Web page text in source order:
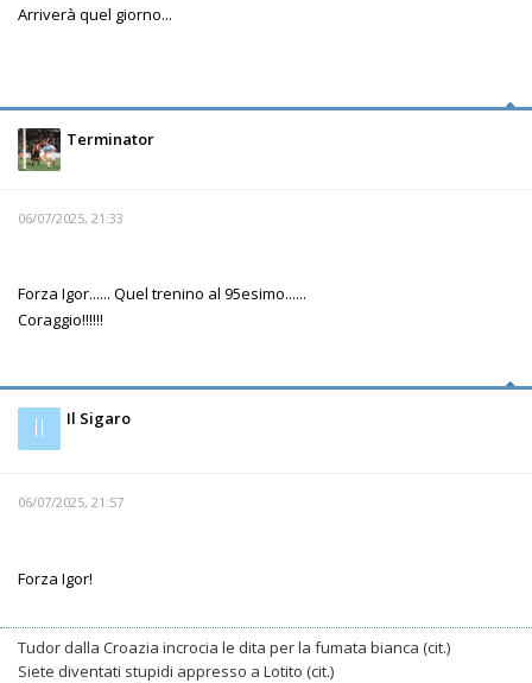
Arriverà quel giorno...
Terminator
06/07/2025, 21:33
Forza Igor...... Quel trenino al 95esimo......
Coraggio!!!!!!
Il Il Sigaro
06/07/2025, 21:57
Forza Igor!
Tudor dalla Croazia incrocia le dita per la fumata bianca (cit.)
Siete diventati stupidi appresso a Lotito (cit.)